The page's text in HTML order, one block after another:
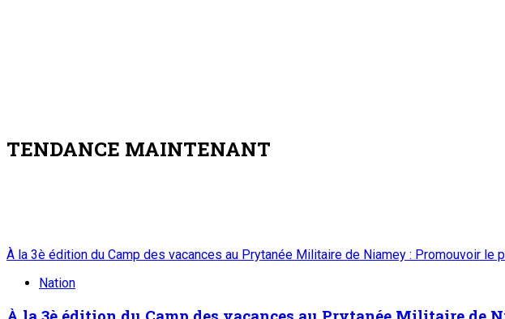
TENDANCE MAINTENANT
À la 3è édition du Camp des vacances au Prytanée Militaire de Niamey : Promouvoir
Nation